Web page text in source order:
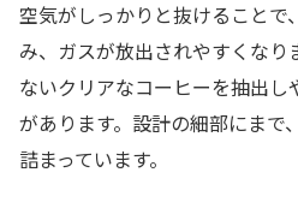
空気がしっかりと抜けることで
み、ガスが放出されやすくなり
ないクリアなコーヒーを抽出し
があります。設計の細部にまで
詰まっています。